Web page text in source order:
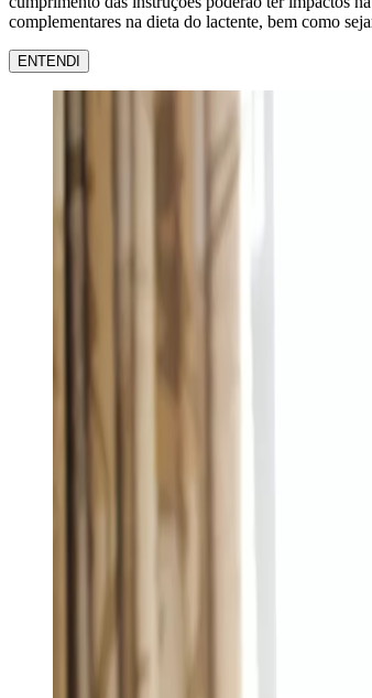
complementares na dieta do lactente, bem como
ENTENDI